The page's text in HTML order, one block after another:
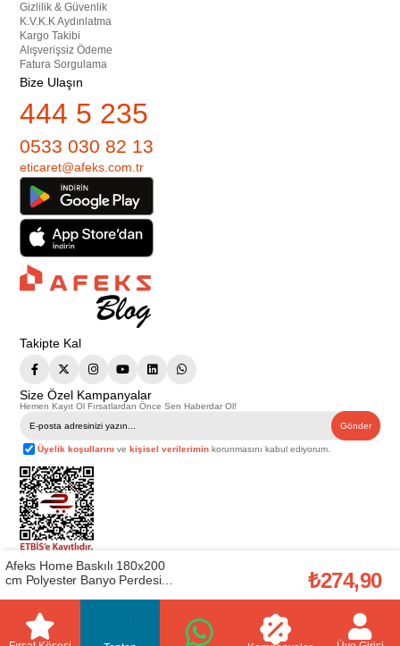
Gizlilik & Güvenlik
K.V.K.K Aydınlatma
Kargo Takibi
Alışverişsiz Ödeme
Fatura Sorgulama
Bize Ulaşın
444 5 235
0533 030 82 13
eticaret@afeks.com.tr
Takipte Kal
Size Özel Kampanyalar
Hemen Kayıt Ol Fırsatlardan Önce Sen Haberdar Ol!
Gönder
Üyelik koşullarını vekişisel verilerimin korunmasını kabul ediyorum.
Telif Hakkı © 2026Afeks Yapı Market
. Tüm hakları saklıdır.
Bu web sitesindeki tüm ürünler ticari amaçlıdır. Web sitemizde yer alan
görsel ve yazılı içerikler firmamıza ait olup, firmamızın yazılı izni alınmadan
başka yerlerde kullanılamaz. İçeriklerin izin alınmadan kopyalanması ve
kullanılması 5846 sayılı Fikir ve Sanat Eserleri Yasasına göre suçtur.
Afeks Home Baskılı 180x200
cm Polyester Banyo Perdesi
₺274,90